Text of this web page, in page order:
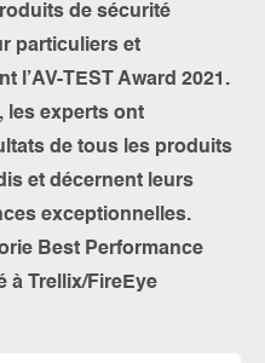
de sécurité
particuliers et
l’AV-TEST Award 2021.
les experts ont
de tous les produits
et décernent leurs
exceptionnelles.
Best Performance
à Trellix/FireEye